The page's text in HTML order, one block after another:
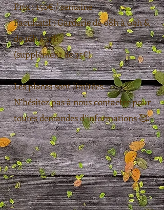
Prix : 150€ / semaine
Facultatif : Garderie de 08h à 09h &
de 16h à 17h
(supplément de 35€)
Les places sont limitées.
N’hésitez pas à nous contacter pour
toutes demandes d’informations 🥰.